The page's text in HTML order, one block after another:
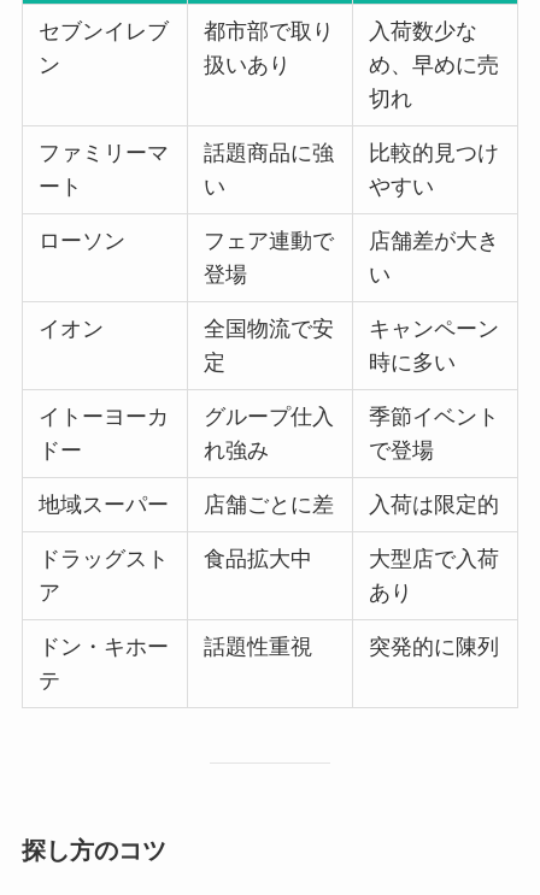
セブンイレブ
ン
都市部で取り
扱いあり
入荷数少な
め、早めに売
切れ
ファミリーマ
ート
話題商品に強
い
比較的見つけ
やすい
ローソン
フェア連動で
登場
店舗差が大き
い
イオン
全国物流で安
定
キャンペーン
時に多い
イトーヨーカ
ドー
グループ仕入
れ強み
季節イベント
で登場
地域スーパー 店舗ごとに差 入荷は限定的
ドラッグスト
ア
食品拡大中
大型店で入荷
あり
ドン・キホー
テ
話題性重視 突発的に陳列
探し方のコツ